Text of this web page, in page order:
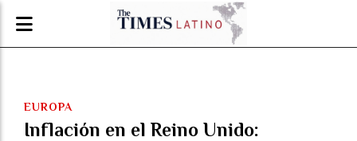
Inflación en el Reino Unido:
EUROPA